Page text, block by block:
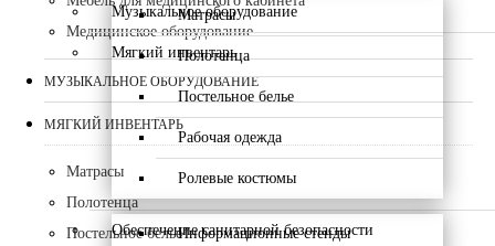
Музыкальное оборудование
Мягкий инвентарь
Матрасы
Полотенца
Постельное белье
Рабочая одежда
Ролевые костюмы
Обеспечение санитарной безопасности
Информационные стенды
Медицинское оборудование
МУЗЫКАЛЬНОЕ ОБОРУДОВАНИЕ
МЯГКИЙ ИНВЕНТАРЬ
Матрасы
Полотенца
Постельное белье